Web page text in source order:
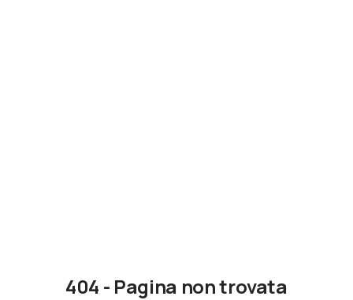
404 - Pagina non trovata